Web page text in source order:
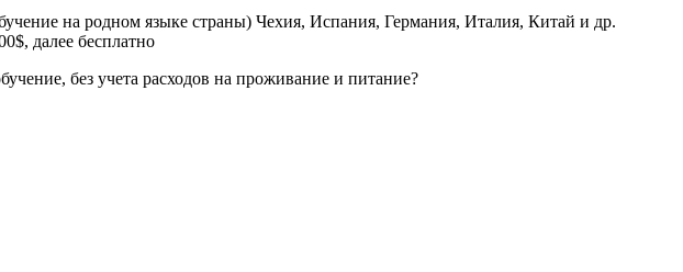
на родном языке страны) Чехия, Испания, Германия, Италия, Китай и др.
далее бесплатно
без учета расходов на проживание и питание?